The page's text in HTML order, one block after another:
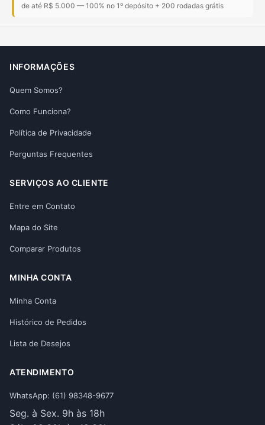
de até R$ 5.000 — 100% no 1º depósito + 200 rodadas grátis
INFORMAÇÕES
Quem Somos?
Como Funciona?
Política de Privacidade
Perguntas Frequentes
SERVIÇOS AO CLIENTE
Entre em Contato
Mapa do Site
Comparar Produtos
MINHA CONTA
Minha Conta
Histórico de Pedidos
Lista de Desejos
ATENDIMENTO
WhatsApp: (61) 98348-9677
Seg. à Sex. 9h às 18h